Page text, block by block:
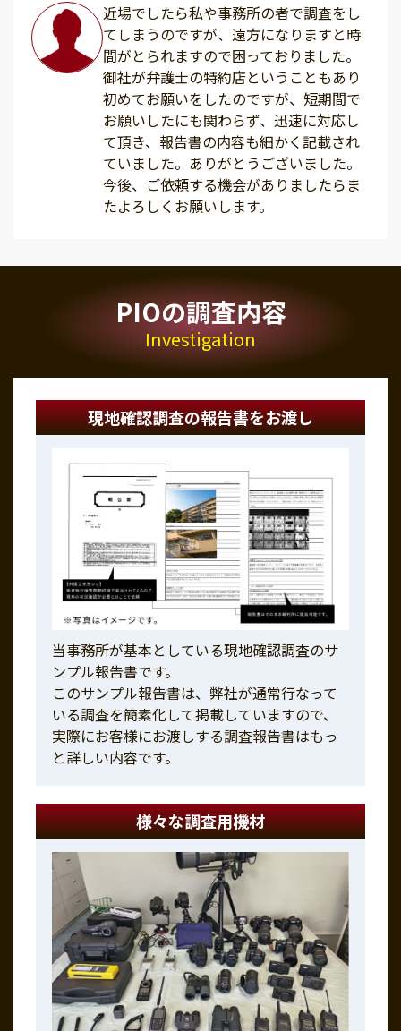
近場でしたら私や事務所の者で調査をし
てしまうのですが、遠方になりますと時
間がとられますので困っておりました。
御社が弁護士の特約店ということもあり
初めてお願いをしたのですが、短期間で
お願いしたにも関わらず、迅速に対応し
て頂き、報告書の内容も細かく記載され
ていました。ありがとうございました。
今後、ご依頼する機会がありましたらま
たよろしくお願いします。
PIOの調査内容
Investigation
現地確認調査の報告書をお渡し
当事務所が基本としている現地確認調査のサ
ンプル報告書です。
このサンプル報告書は、弊社が通常行なって
いる調査を簡素化して掲載していますので、
実際にお客様にお渡しする調査報告書はもっ
と詳しい内容です。
様々な調査用機材